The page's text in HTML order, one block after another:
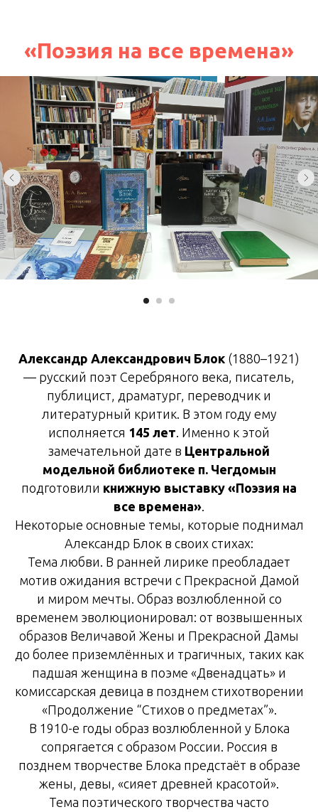
«Поэзия на все времена»
Александр Александрович Блок (1880–1921)
— русский поэт Серебряного века, писатель,
публицист, драматург, переводчик и
литературный критик. В этом году ему
исполняется 145 лет. Именно к этой
замечательной дате в Центральной
модельной библиотеке п. Чегдомын
подготовили книжную выставку «Поэзия на
все времена».
Некоторые основные темы, которые поднимал
Александр Блок в своих стихах:
Тема любви. В ранней лирике преобладает
мотив ожидания встречи с Прекрасной Дамой
и миром мечты. Образ возлюбленной со
временем эволюционировал: от возвышенных
образов Величавой Жены и Прекрасной Дамы
до более приземлённых и трагичных, таких как
падшая женщина в поэме «Двенадцать» и
комиссарская девица в позднем стихотворении
«Продолжение “Стихов о предметах”».
В 1910-е годы образ возлюбленной у Блока
сопрягается с образом России. Россия в
позднем творчестве Блока предстаёт в образе
жены, девы, «сияет древней красотой».
Тема поэтического творчества часто